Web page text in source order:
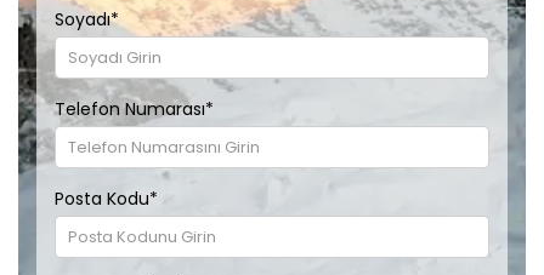
Soyadı*
Telefon Numarası*
Posta Kodu*